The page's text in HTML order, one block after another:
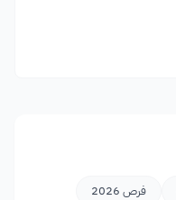
فرص 2026